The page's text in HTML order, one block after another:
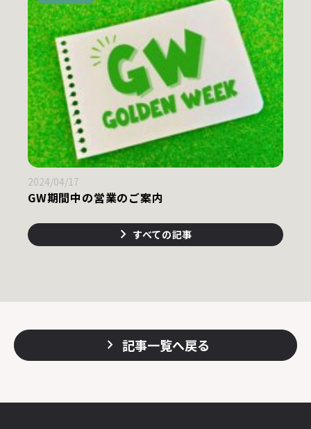
2024/04/17
GW期間中の営業のご案内
すべての記事
記事一覧へ戻る